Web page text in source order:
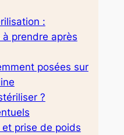
:
à prendre après
posées sur
?
prise de poids